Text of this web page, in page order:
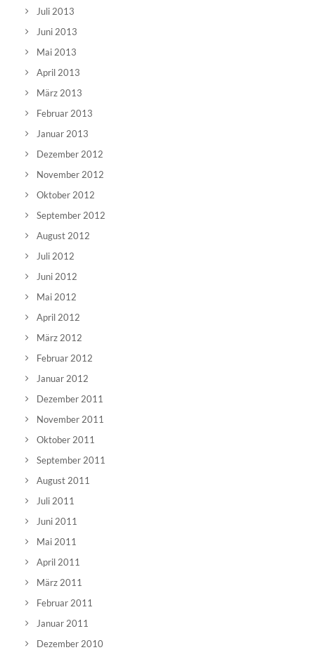
Juli 2013
Juni 2013
Mai 2013
April 2013
März 2013
Februar 2013
Januar 2013
Dezember 2012
November 2012
Oktober 2012
September 2012
August 2012
Juli 2012
Juni 2012
Mai 2012
April 2012
März 2012
Februar 2012
Januar 2012
Dezember 2011
November 2011
Oktober 2011
September 2011
August 2011
Juli 2011
Juni 2011
Mai 2011
April 2011
März 2011
Februar 2011
Januar 2011
Dezember 2010